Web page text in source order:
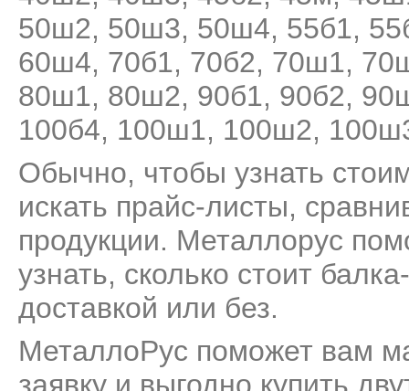
50ш2, 50ш3, 50ш4, 55б1,
60ш4, 70б1, 70б2, 70ш1,
80ш1, 80ш2, 90б1, 90б2,
100б4, 100ш1, 100ш2,
Обычно, чтобы узнать
искать прайс-листы,
продукции. Металлорус
узнать, сколько стоит
доставкой или без.
МеталлоРус поможет вам
заявку и выгодно купить